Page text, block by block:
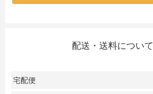
配送・送料について
宅配便